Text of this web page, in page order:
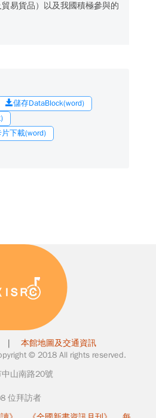
易貨品）以及我國積極參與的
儲存DataBlock(word)
片下載(word)
| 本館地圖及交通資訊
© 2018 All rights reserved.
山南路20號
位拜訪者